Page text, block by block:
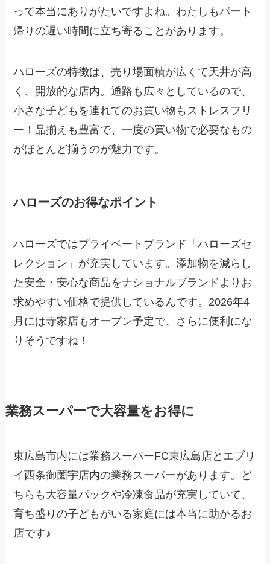
って本当にありがたいですよね。わたしもパート
帰りの遅い時間に立ち寄ることがあります。
ハローズの特徴は、売り場面積が広くて天井が高
く、開放的な店内。通路も広々としているので、
小さな子どもを連れてのお買い物もストレスフリ
ー！品揃えも豊富で、一度の買い物で必要なもの
がほとんど揃うのが魅力です。
ハローズのお得なポイント
ハローズではプライベートブランド「ハローズセ
レクション」が充実しています。添加物を減らし
た安全・安心な商品をナショナルブランドよりお
求めやすい価格で提供しているんです。2026年4
月には寺家店もオープン予定で、さらに便利にな
りそうですね！
業務スーパーで大容量をお得に
東広島市内には業務スーパーFC東広島店とエブリ
イ西条御薗宇店内の業務スーパーがあります。ど
ちらも大容量パックや冷凍食品が充実していて、
育ち盛りの子どもがいる家庭には本当に助かるお
店です♪